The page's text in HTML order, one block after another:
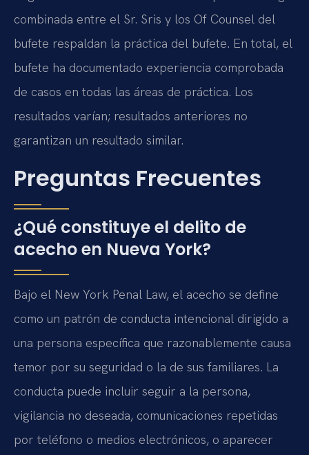
combinada entre el Sr. Sris y los Of Counsel del
bufete respaldan la práctica del bufete. En total, el
bufete ha documentado experiencia comprobada
de casos en todas las áreas de práctica. Los
resultados varían; resultados anteriores no
garantizan un resultado similar.
Preguntas Frecuentes
¿Qué constituye el delito de
acecho en Nueva York?
Bajo el New York Penal Law, el acecho se define
como un patrón de conducta intencional dirigido a
una persona específica que razonablemente causa
temor por su seguridad o la de sus familiares. La
conducta puede incluir seguir a la persona,
vigilancia no deseada, comunicaciones repetidas
por teléfono o medios electrónicos, o aparecer